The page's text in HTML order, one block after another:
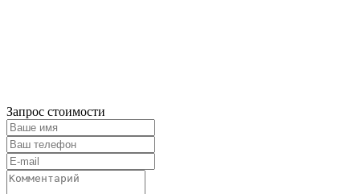
Запрос стоимости